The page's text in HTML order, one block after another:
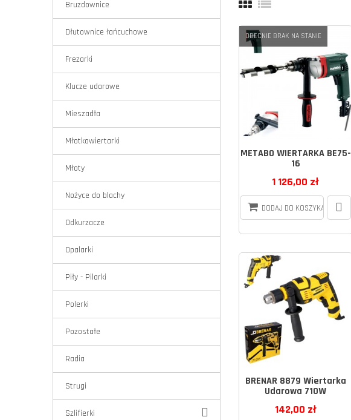
Bruzdownice
Dłutownice łańcuchowe
Frezarki
Klucze udarowe
Mieszadła
Młotkowiertarki
Młoty
Nożyce do blachy
Odkurzacze
Opalarki
Piły - Pilarki
Polerki
Pozostałe
Radia
Strugi
Szlifierki
METABO WIERTARKA BE75-
16
1 126,00 zł
DODAJ DO KOSZYKA
OBECNIE BRAK NA STANIE
BRENAR 8879 Wiertarka
Udarowa 710W
142,00 zł